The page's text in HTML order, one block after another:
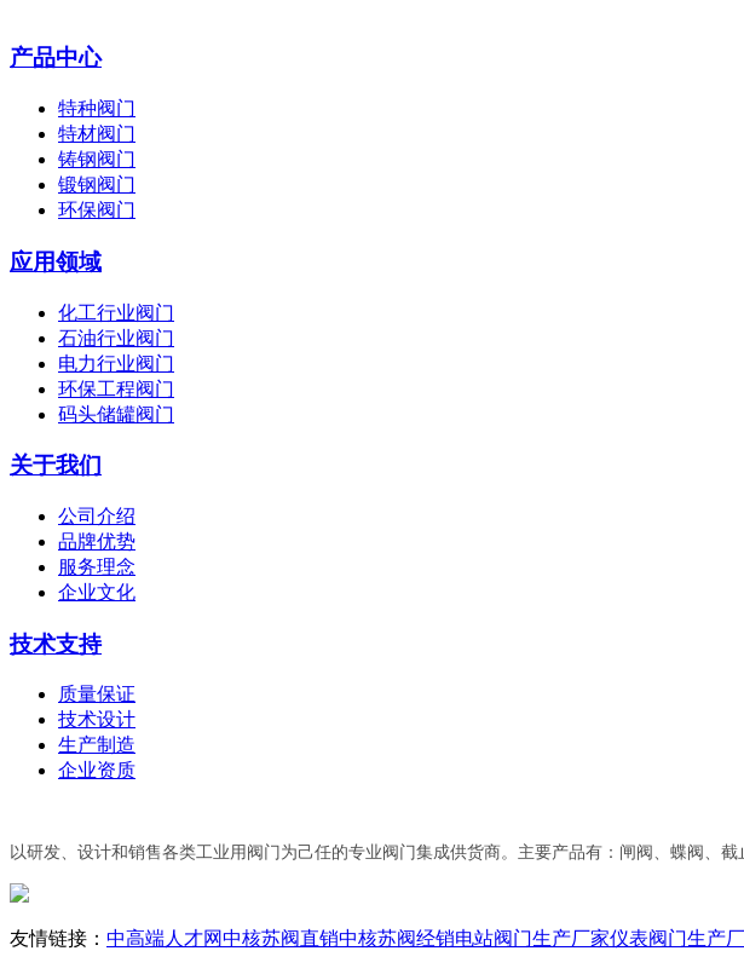
产品中心
特种阀门
特材阀门
铸钢阀门
锻钢阀门
环保阀门
应用领域
化工行业阀门
石油行业阀门
电力行业阀门
环保工程阀门
码头储罐阀门
关于我们
公司介绍
品牌优势
服务理念
企业文化
技术支持
质量保证
技术设计
生产制造
企业资质
以研发、设计和销售各类工业用阀门为己任的专业阀门集成供货商。主要产品有：闸阀、蝶阀、
友情链接： 中高端人才网中核苏阀直销中核苏阀经销电站阀门生产厂家仪表阀门生产